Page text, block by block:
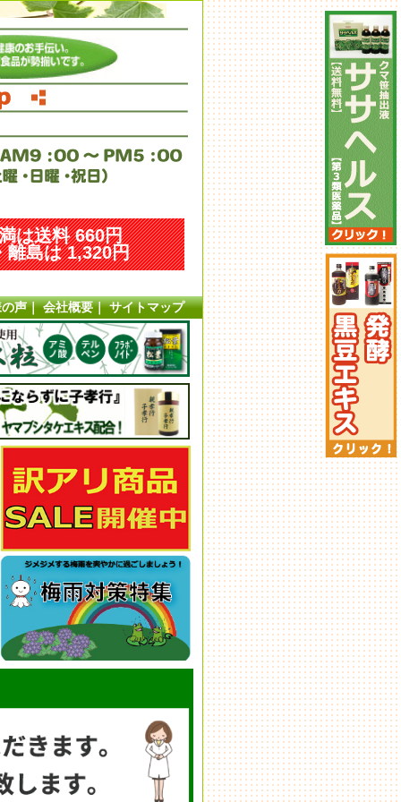
は送料 660円
島は 1,320円
声｜会社概要｜サイトマップ